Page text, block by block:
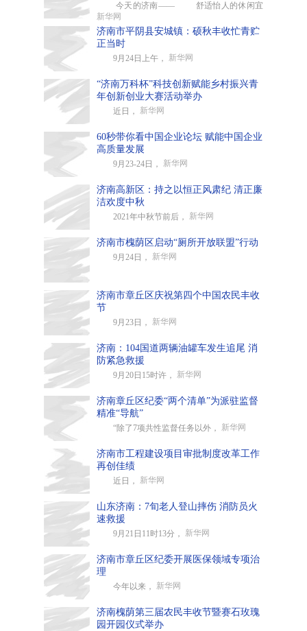
今天的济南—— 舒适怡人的休闲宜
新华网
济南市平阴县安城镇：硕秋丰收忙青贮
正当时
9月24日上午， 新华网
“济南万科杯”科技创新赋能乡村振兴青
年创新创业大赛活动举办
近日， 新华网
60秒带你看中国企业论坛 赋能中国企业
高质量发展
9月23-24日， 新华网
济南高新区：持之以恒正风肃纪 清正廉
洁欢度中秋
2021年中秋节前后， 新华网
济南市槐荫区启动“厕所开放联盟”行动
9月24日， 新华网
济南市章丘区庆祝第四个中国农民丰收
节
9月23日， 新华网
济南：104国道两辆油罐车发生追尾 消
防紧急救援
9月20日15时许， 新华网
济南章丘区纪委“两个清单”为派驻监督
精准“导航”
“除了7项共性监督任务以外， 新华网
济南市工程建设项目审批制度改革工作
再创佳绩
近日， 新华网
山东济南：7旬老人登山摔伤 消防员火
速救援
9月21日11时13分， 新华网
济南市章丘区纪委开展医保领域专项治
理
今年以来， 新华网
济南槐荫第三届农民丰收节暨赛石玫瑰
园开园仪式举办